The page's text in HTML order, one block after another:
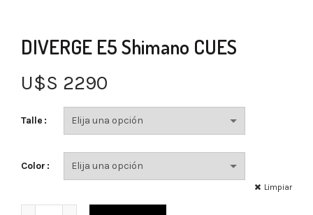
DIVERGE E5 Shimano CUES
U$S 2290
Talle
Color
Limpiar